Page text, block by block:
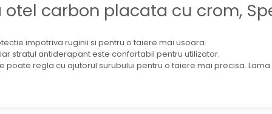
carbon placata cu crom,
impotriva ruginii si pentru o taiere mai usoara.
stratul antiderapant este confortabil pentru utilizator.
poate regla cu ajutorul surubului pentru o taiere mai precisa.